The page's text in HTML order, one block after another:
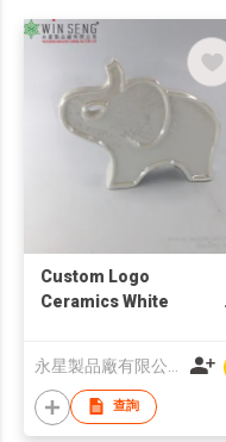
Custom Logo
Ceramics White
查詢